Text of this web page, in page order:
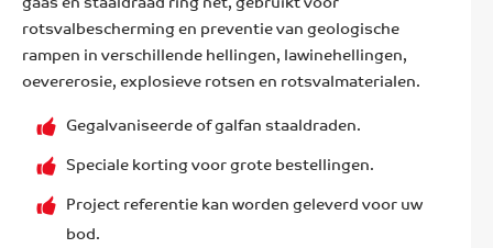
rotsvalbescherming en preventie van geologische
rampen in verschillende hellingen, lawinehellingen,
oevererosie, explosieve rotsen en rotsvalmaterialen.
Gegalvaniseerde of galfan staaldraden.
Speciale korting voor grote bestellingen.
Project referentie kan worden geleverd voor uw
bod.